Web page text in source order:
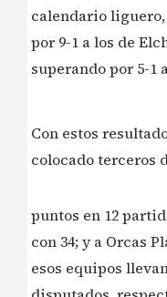
calendario
por 9-1 a los de
superando por 5-1
Con estos
colocado terceros
puntos en 12
con 34; y a Orcas
esos equipos